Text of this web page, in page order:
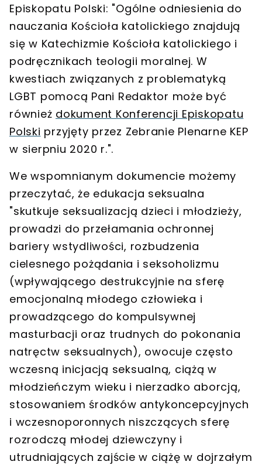
Episkopatu Polski: "Ogólne odniesienia do
nauczania Kościoła katolickiego znajdują
się w Katechizmie Kościoła katolickiego i
podręcznikach teologii moralnej. W
kwestiach związanych z problematyką
LGBT pomocą Pani Redaktor może być
również dokument Konferencji Episkopatu
Polski przyjęty przez Zebranie Plenarne KEP
w sierpniu 2020 r.".
We wspomnianym dokumencie możemy
przeczytać, że edukacja seksualna
"skutkuje seksualizacją dzieci i młodzieży,
prowadzi do przełamania ochronnej
bariery wstydliwości, rozbudzenia
cielesnego pożądania i seksoholizmu
(wpływającego destrukcyjnie na sferę
emocjonalną młodego człowieka i
prowadzącego do kompulsywnej
masturbacji oraz trudnych do pokonania
natręctw seksualnych), owocuje często
wczesną inicjacją seksualną, ciążą w
młodzieńczym wieku i nierzadko aborcją,
stosowaniem środków antykoncepcyjnych
i wczesnoporonnych niszczących sferę
rozrodczą młodej dziewczyny i
utrudniających zajście w ciążę w dojrzałym